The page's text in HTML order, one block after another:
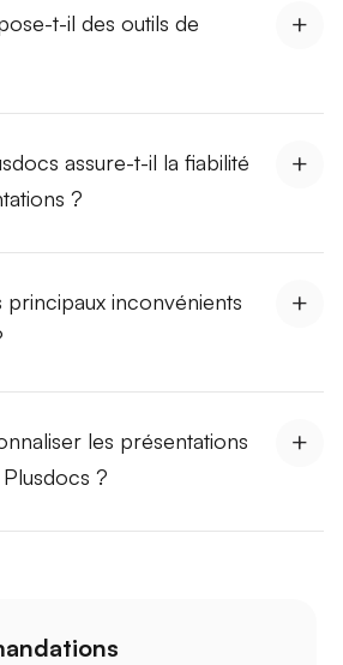
t-il des outils de
assure-t-il la fiabilité
?
principaux inconvénients
les présentations
?